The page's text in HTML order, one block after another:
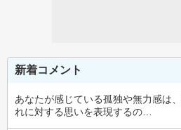
新着コメント
あなたが感じている孤独や無力感は
れに対する思いを表現するの…